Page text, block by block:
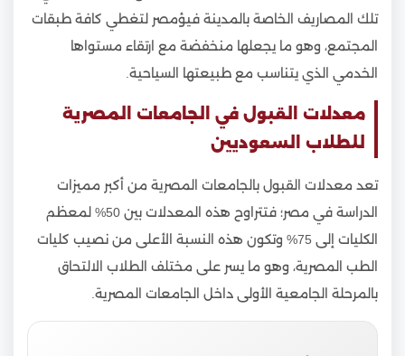
تلك المصاريف الخاصة بالمدينة فيؤمصر لتغطي كافة طبقات
المجتمع، وهو ما يجعلها منخفضة مع ارتقاء مستواها
الخدمي الذي يتناسب مع طبيعتها السياحية.
معدلات القبول في الجامعات المصرية
للطلاب السعوديين
تعد معدلات القبول بالجامعات المصرية من أكبر مميزات
الدراسة في مصر؛ فتتراوح هذه المعدلات بين 50% لمعظم
الكليات إلى 75% وتكون هذه النسبة الأعلى من نصيب كليات
الطب المصرية، وهو ما يسر على مختلف الطلاب الالتحاق
بالمرحلة الجامعية الأولى داخل الجامعات المصرية.